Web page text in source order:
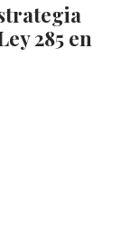
285 en